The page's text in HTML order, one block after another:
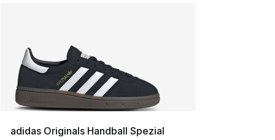
adidas Originals Handball Spezial